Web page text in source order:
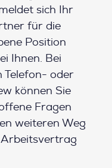
sich Ihr
für die
Position
Ihnen. Bei
Telefon- oder
können Sie
Fragen
weiteren Weg
Arbeitsvertrag